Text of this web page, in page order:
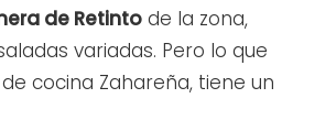
de Retinto de la zona,
variadas. Pero lo que
cocina Zahareña, tiene un